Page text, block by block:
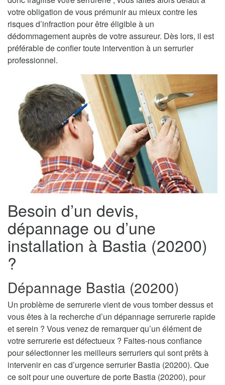
votre obligation de vous prémunir au mieux contre les
risques d’infraction pour être éligible à un
dédommagement auprès de votre assureur. Dès lors, il est
préférable de confier toute intervention à un serrurier
professionnel.
Besoin d’un devis,
dépannage ou d’une
installation à Bastia (20200)
?
Dépannage Bastia (20200)
Un problème de serrurerie vient de vous tomber dessus et
vous êtes à la recherche d’un dépannage serrurerie rapide
et serein ? Vous venez de remarquer qu’un élément de
votre serrurerie est défectueux ? Faites-nous confiance
pour sélectionner les meilleurs serruriers qui sont prêts à
intervenir en cas d’urgence serrurier Bastia (20200). Que
ce soit pour une ouverture de porte Bastia (20200), pour